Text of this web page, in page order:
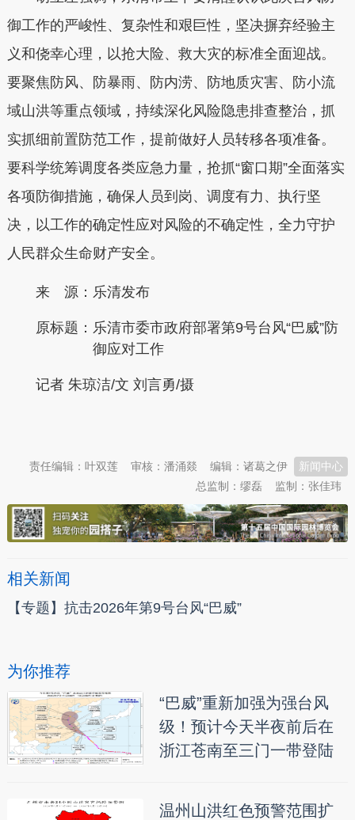
御工作的严峻性、复杂性和艰巨性，坚决摒弃经验主
义和侥幸心理，以抢大险、救大灾的标准全面迎战。
要聚焦防风、防暴雨、防内涝、防地质灾害、防小流
域山洪等重点领域，持续深化风险隐患排查整治，抓
实抓细前置防范工作，提前做好人员转移各项准备。
要科学统筹调度各类应急力量，抢抓“窗口期”全面落实
各项防御措施，确保人员到岗、调度有力、执行坚
决，以工作的确定性应对风险的不确定性，全力守护
人民群众生命财产安全。
来 源：乐清发布
原标题： 乐清市委市政府部署第9号台风“巴威”防
御应对工作
记者 朱琼洁/文 刘言勇/摄
新闻中心
编辑：诸葛之伊
审核：潘涌燚
责任编辑：叶双莲
监制：张佳玮
总监制：缪磊
相关新闻
【专题】抗击2026年第9号台风“巴威”
为你推荐
“巴威”重新加强为强台风
级！预计今天半夜前后在
浙江苍南至三门一带登陆
温州山洪红色预警范围扩